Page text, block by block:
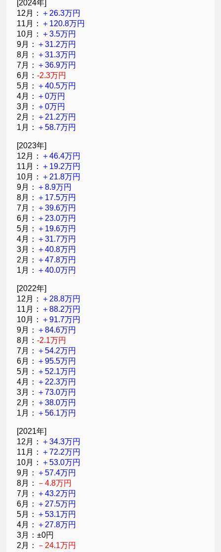
[2024年]
12月： ＋26.3万円
11月： ＋120.8万円
10月： ＋3.5万円
9月： ＋31.2万円
8月： ＋31.3万円
7月： ＋36.9万円
6月：-2.3万円
5月： ＋40.5万円
4月： ＋0万円
3月： ＋0万円
2月： ＋21.2万円
1月： ＋58.7万円
[2023年]
12月： ＋46.4万円
11月： ＋19.2万円
10月： ＋21.8万円
9月： ＋8.9万円
8月： ＋17.5万円
7月： ＋39.6万円
6月： ＋23.0万円
5月： ＋19.6万円
4月： ＋31.7万円
3月： ＋40.8万円
2月： ＋47.8万円
1月： ＋40.0万円
[2022年]
12月： ＋28.8万円
11月： ＋88.2万円
10月： ＋91.7万円
9月： ＋84.6万円
8月：-2.1万円
7月： ＋54.2万円
6月： ＋95.5万円
5月： ＋52.1万円
4月： ＋22.3万円
3月： ＋73.0万円
2月： ＋38.0万円
1月： ＋56.1万円
[2021年]
12月： ＋34.3万円
11月： ＋72.2万円
10月： ＋53.0万円
9月： ＋57.4万円
8月：
－4.8万円
7月： ＋43.2万円
6月： ＋27.5万円
5月： ＋53.1万円
4月： ＋27.8万円
3月：±0円
2月：
－24.1万円